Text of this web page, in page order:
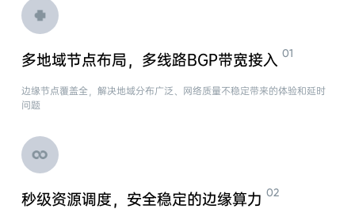
多地域节点布局，多线路BGP带宽接入
边缘节点覆盖全，解决地域分布广泛、网络质量不稳定带来的体验和延时
问题
秒级资源调度，安全稳定的边缘算力